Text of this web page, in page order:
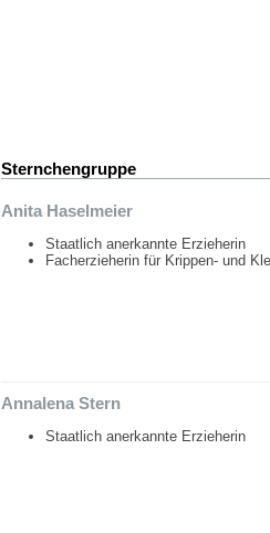
Sternchengruppe
Anita Haselmeier
Staatlich anerkannte Erzieherin
Facherzieherin für Krippen- und
Annalena Stern
Staatlich anerkannte Erzieherin